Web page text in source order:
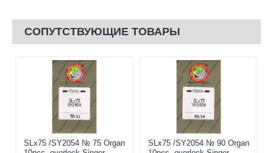
СОПУТСТВУЮЩИЕ ТОВАРЫ
SLx75 /SY2054 № 75 Organ
SLx75 /SY2054 № 90 Organ